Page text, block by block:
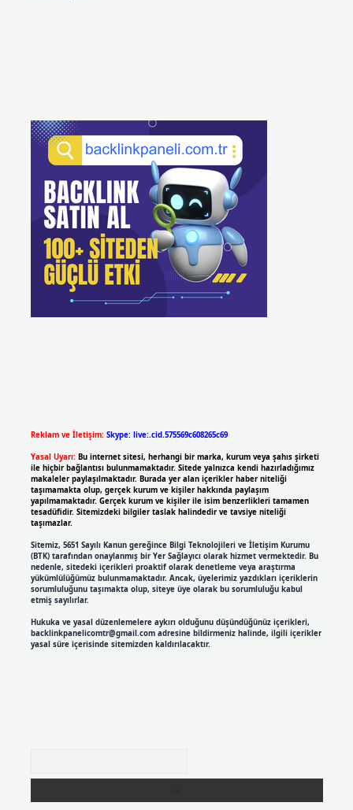
Reklam ve İletişim: Skype: live:.cid.575569c608265c69
Yasal Uyarı: Bu internet sitesi, herhangi bir marka, kurum veya şahıs şirketi
ile hiçbir bağlantısı bulunmamaktadır. Sitede yalnızca kendi hazırladığımız
makaleler paylaşılmaktadır. Burada yer alan içerikler haber niteliği
taşımamakta olup, gerçek kurum ve kişiler hakkında paylaşım
yapılmamaktadır. Gerçek kurum ve kişiler ile isim benzerlikleri tamamen
tesadüfidir. Sitemizdeki bilgiler taslak halindedir ve tavsiye niteliği
taşımazlar.
Sitemiz, 5651 Sayılı Kanun gereğince Bilgi Teknolojileri ve İletişim Kurumu
(BTK) tarafından onaylanmış bir Yer Sağlayıcı olarak hizmet vermektedir. Bu
nedenle, sitedeki içerikleri proaktif olarak denetleme veya araştırma
yükümlülüğümüz bulunmamaktadır. Ancak, üyelerimiz yazdıkları içeriklerin
sorumluluğunu taşımakta olup, siteye üye olarak bu sorumluluğu kabul
etmiş sayılırlar.
Hukuka ve yasal düzenlemelere aykırı olduğunu düşündüğünüz içerikleri,
backlinkpanelicomtr@gmail.comadresine bildirmeniz halinde, ilgili içerikler
yasal süre içerisinde sitemizden kaldırılacaktır.